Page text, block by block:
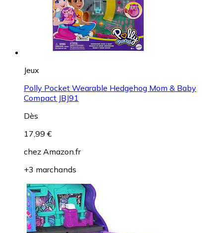
Jeux
Polly Pocket Wearable Hedgehog Mom & Baby
Compact JBJ91
Dès
17,99 €
chez Amazon.fr
+3 marchands